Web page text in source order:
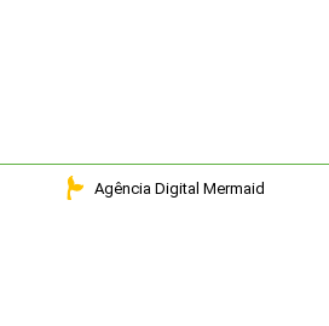
Agência Digital Mermaid